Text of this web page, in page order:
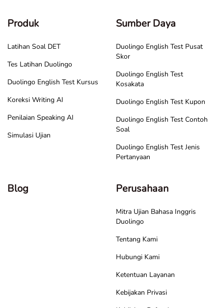
Produk
Latihan Soal DET
Tes Latihan Duolingo
Duolingo English Test Kursus
Koreksi Writing AI
Penilaian Speaking AI
Simulasi Ujian
Sumber Daya
Duolingo English Test Pusat
Skor
Duolingo English Test
Kosakata
Duolingo English Test Kupon
Duolingo English Test Contoh
Soal
Duolingo English Test Jenis
Pertanyaan
Blog Perusahaan
Mitra Ujian Bahasa Inggris
Duolingo
Tentang Kami
Hubungi Kami
Ketentuan Layanan
Kebijakan Privasi